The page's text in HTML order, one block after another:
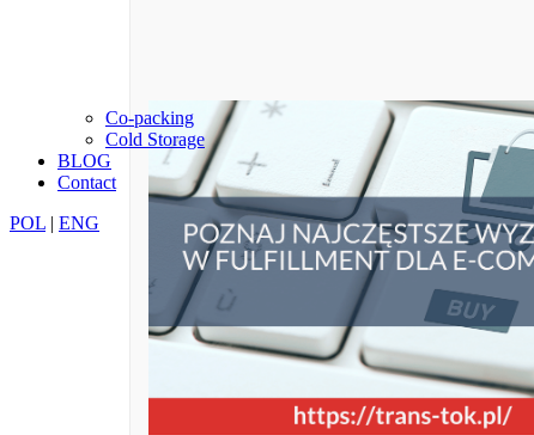
Co-packing
Cold Storage
BLOG
Contact
POL | ENG